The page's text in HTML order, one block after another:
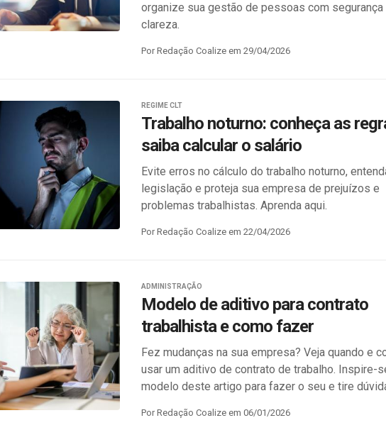
organize sua gestão de pessoas com segurança
clareza.
Por Redação Coalize em 29/04/2026
REGIME CLT
Trabalho noturno: conheça as
saiba calcular o salário
Evite erros no cálculo do trabalho noturno,
legislação e proteja sua empresa de prejuízos e
problemas trabalhistas. Aprenda aqui.
Por Redação Coalize em 22/04/2026
ADMINISTRAÇÃO
Modelo de aditivo para contrato
trabalhista e como fazer
Fez mudanças na sua empresa? Veja quando e
usar um aditivo de contrato de trabalho. Inspire-
modelo deste artigo para fazer o seu e tire
Por Redação Coalize em 06/01/2026